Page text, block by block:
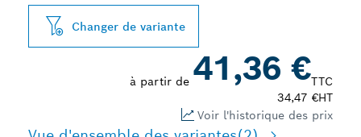
Changer de variante
à partir de 41,36 €TTC
34,47 €HT
Voir l'historique des prix